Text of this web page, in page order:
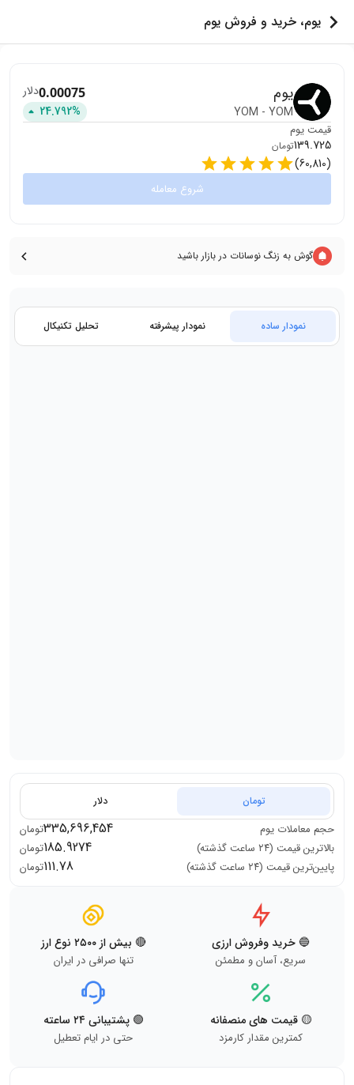
یوم، خرید و فروش یوم
یوم
YOM - YOM
0.00075دلار
24.792%
قیمت یوم
139.725تومان
(
60,810
)
شروع معامله
گوش به زنگ نوسانات در بازار باشید
نمودار ساده نمودار پیشرفته تحلیل تکنیکال
تومان دلار
حجم معاملات یوم 335,696,454تومان
بالاترین قیمت (۲۴ ساعت گذشته)
185.9274تومان
پایین‌ترین قیمت (۲۴ ساعت گذشته)
111.78تومان
🔵 خرید وفروش ارزی
سریع، آسان و مطمئن
🔴 بیش از ۲۵۰۰ نوع ارز
تنها صرافی در ایران
🟡 قیمت های منصفانه
کمترین مقدار کارمزد
🟢 پشتیبانی ۲۴ ساعته
حتی در ایام تعطیل